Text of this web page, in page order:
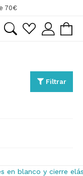
70€
Filtrar